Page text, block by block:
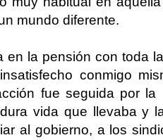
mundo diferente.
en la pensión con toda
conmigo
fue seguida por
vida que llevaba y
al gobierno, a los